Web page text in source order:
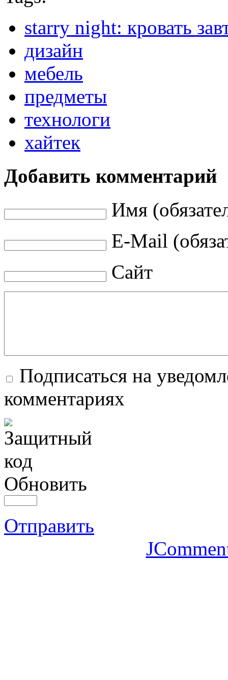
starry night: кровать
дизайн
мебель
предметы
технологи
хайтек
Добавить комментарий
Имя
E-Mail
Сайт
Подписаться на
комментариях
Обновить
Отправить